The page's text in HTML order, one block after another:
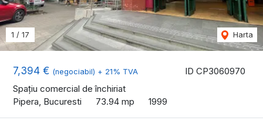
ID CP3060970
7,394 € (negociabil) + 21% TVA
Spațiu comercial de închiriat
Pipera, Bucuresti
73.94 mp 1999
1 / 17 Harta